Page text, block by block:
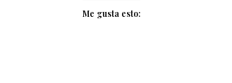
Me gusta esto: